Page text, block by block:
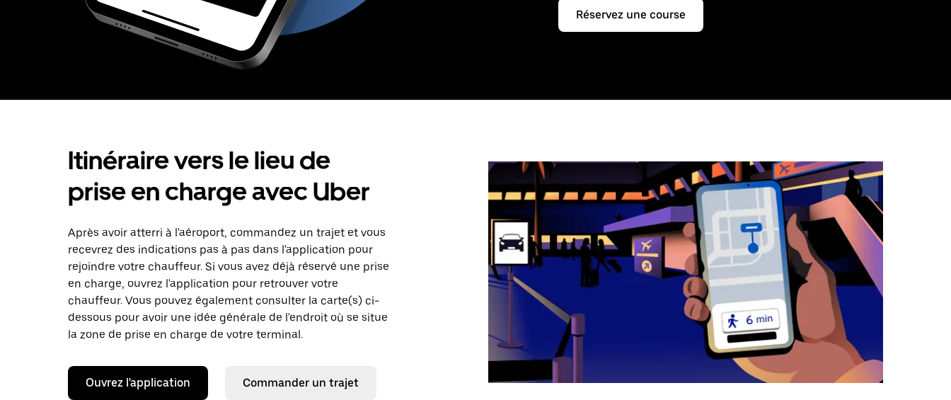
Réservez une course
Itinéraire vers le lieu de
prise en charge avec Uber
Après avoir atterri à l'aéroport, commandez un trajet et vous
recevrez des indications pas à pas dans l'application pour
rejoindre votre chauffeur. Si vous avez déjà réservé une prise
en charge, ouvrez l'application pour retrouver votre
chauffeur. Vous pouvez également consulter la carte(s) ci-
dessous pour avoir une idée générale de l'endroit où se situe
la zone de prise en charge de votre terminal.
Ouvrez l'application Commander un trajet